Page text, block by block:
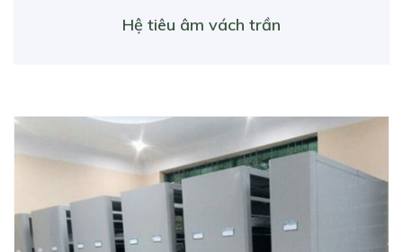
Hệ tiêu âm vách trần